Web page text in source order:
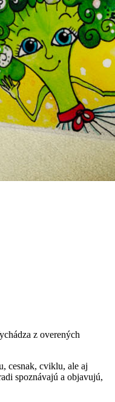
z overených
cesnak, cviklu, ale aj
spoznávajú a objavujú,